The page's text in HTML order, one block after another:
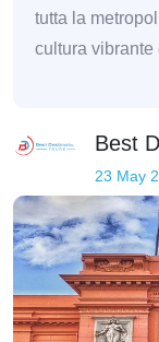
tutta la
cultura
Best
23 May